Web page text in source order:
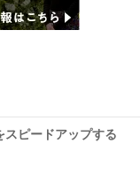
スピードアップする